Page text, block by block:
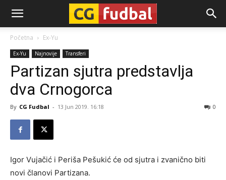
CG-
Fudbal
Početna Ex-Yu
Ex-Yu Najnovije Transferi
Partizan sjutra predstavlja
dva Crnogorca
By CG Fudbal - 13 Jun 2019. 16:18 0
Igor Vujačić i Periša Pešukić će od sjutra i zvanično biti
novi članovi Partizana.